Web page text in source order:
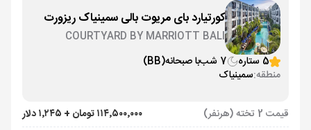
کورتیارد بای مریوت بالی سمینیاک ریزورت
COURTYARD BY MARRIOTT BALI
5 ستاره 7 شب با صبحانه(BB)
منطقه:سمینیاک
قیمت 2 تخته (هرنفر)
۱۱۴٬۵۰۰٬۰۰۰ تومان + ۱٬۲۴۵ دلار